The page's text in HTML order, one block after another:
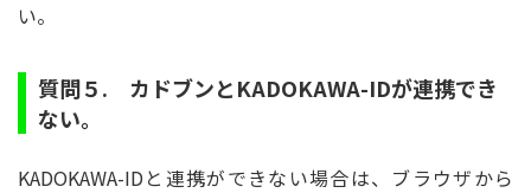
い。
質問５. カドブンとKADOKAWA-IDが連携でき
ない。
KADOKAWA-IDと連携ができない場合は、ブラウザから